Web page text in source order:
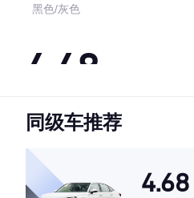
黑色/灰色
4.48
·外观表现一般，低于66%同级车
·空间表现一般，低于52%同级车
同级车推荐
4.68